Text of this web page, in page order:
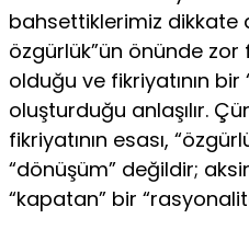
bahsettiklerimiz dikkate
özgürlük”ün önünde zor
olduğu ve fikriyatının bir
oluşturduğu anlaşılır.
fikriyatının esası,
“dönüşüm” değildir;
“kapatan” bir